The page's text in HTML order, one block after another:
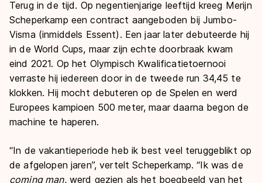
Terug in de tijd. Op negentienjarige leeftijd kreeg Merijn
Scheperkamp een contract aangeboden bij Jumbo-
Visma (inmiddels Essent). Een jaar later debuteerde hij
in de World Cups, maar zijn echte doorbraak kwam
eind 2021. Op het Olympisch Kwalificatietoernooi
verraste hij iedereen door in de tweede run 34,45 te
klokken. Hij mocht debuteren op de Spelen en werd
Europees kampioen 500 meter, maar daarna begon de
machine te haperen.
“In de vakantieperiode heb ik best veel teruggeblikt op
de afgelopen jaren”, vertelt Scheperkamp. “Ik was de
coming man, werd gezien als het boegbeeld van het